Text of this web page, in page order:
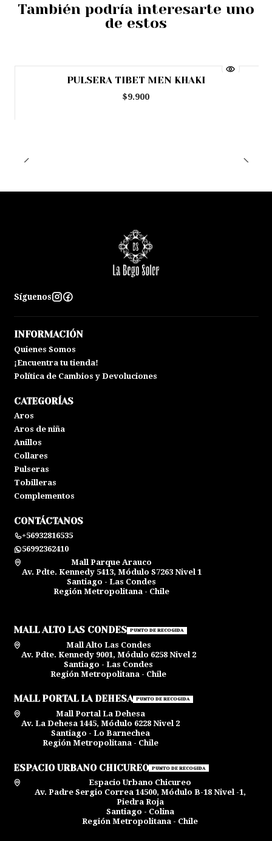
También podría interesarte uno
de estos
PULSERA TIBET MEN KHAKI
$9.900
Síguenos
INFORMACIÓN
Quienes Somos
¡Encuentra tu tienda!
Política de Cambios y Devoluciones
CATEGORÍAS
Aros
Aros de niña
Anillos
Collares
Pulseras
Tobilleras
Complementos
CONTÁCTANOS
+56932816535
56992362410
Mall Parque Arauco
Av. Pdte. Kennedy 5413, Módulo S7263 Nivel 1
Santiago - Las Condes
Región Metropolitana - Chile
MALL ALTO LAS CONDES PUNTO DE RECOGIDA
Mall Alto Las Condes
Av. Pdte. Kennedy 9001, Módulo 6258 Nivel 2
Santiago - Las Condes
Región Metropolitana - Chile
MALL PORTAL LA DEHESA PUNTO DE RECOGIDA
Mall Portal La Dehesa
Av. La Dehesa 1445, Módulo 6228 Nivel 2
Santiago - Lo Barnechea
Región Metropolitana - Chile
ESPACIO URBANO CHICUREO PUNTO DE RECOGIDA
Espacio Urbano Chicureo
Av. Padre Sergio Correa 14500, Módulo B-18 Nivel -1,
Piedra Roja
Santiago - Colina
Región Metropolitana - Chile